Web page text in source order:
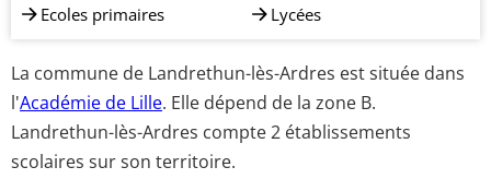
Ecoles primaires
Lycées
La commune de Landrethun-lès-Ardres est située dans
l'Académie de Lille. Elle dépend de la zone B.
Landrethun-lès-Ardres compte 2 établissements
scolaires sur son territoire.